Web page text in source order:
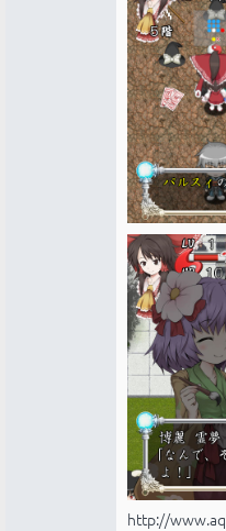
http://